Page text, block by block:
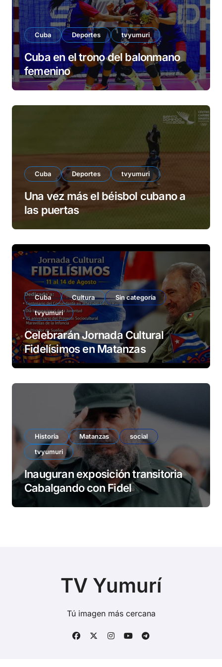
Cuba Deportes tvyumuri
Cuba en el trono del balonmano
femenino
Cuba Deportes tvyumuri
Una vez más el béisbol cubano a
las puertas
Cuba Cultura
Sin categoría
tvyumuri
Celebrarán Jornada Cultural
Fidelísimos en Matanzas
Historia Matanzas
social
tvyumuri
Inauguran exposición transitoria
Cabalgando con Fidel
TV Yumurí
Tú imagen más cercana